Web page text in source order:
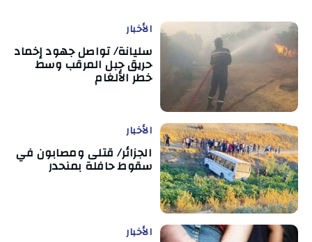
الأخبار
سليانة/ تواصل جهود إخماد
حريق جبل المرقب وسط
خطر الألغام
الأخبار
الجزائر/ قتلى ومصابون في
سقوط حافلة بمنحدر
الأخبار